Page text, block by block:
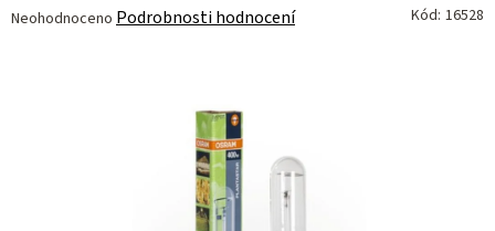
Průměrné
Neohodnoceno Podrobnosti hodnocení Kód: 16528